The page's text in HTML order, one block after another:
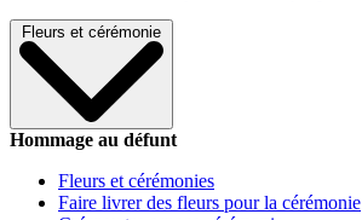
Fleurs et cérémonie
Hommage au défunt
Fleurs et cérémonies
Faire livrer des fleurs pour la cérémonie